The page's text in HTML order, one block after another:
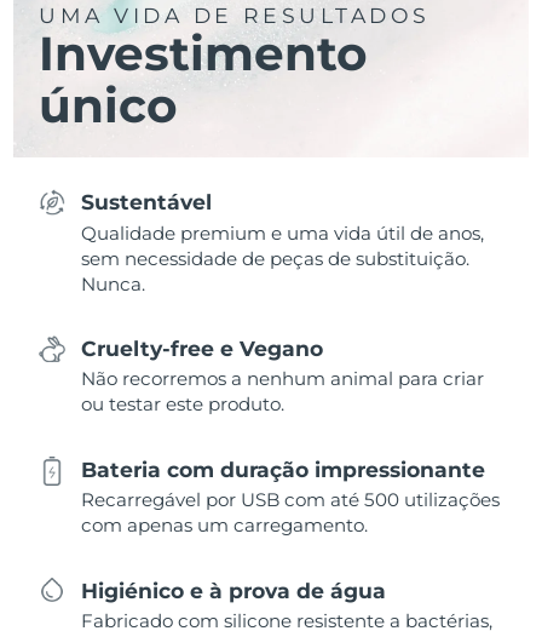
UMA VIDA DE RESULTADOS
Investimento
único
Sustentável
Qualidade premium e uma vida útil de anos,
sem necessidade de peças de substituição.
Nunca.
Cruelty-free e Vegano
Não recorremos a nenhum animal para criar
ou testar este produto.
Bateria com duração impressionante
Recarregável por USB com até 500 utilizações
com apenas um carregamento.
Higiénico e à prova de água
Fabricado com silicone resistente a bactérias,